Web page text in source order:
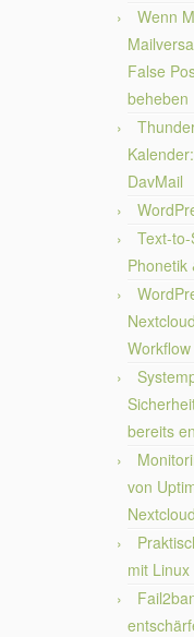
Wenn
False
beheben
DavMail
Text-
Phonetik
Workflow
bereits
von
mit